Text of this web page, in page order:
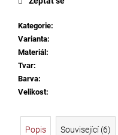
Kategorie:
Varianta:
Materiál:
Tvar:
Barva:
Velikost:
Popis Související (6)
PRECIOSA
VIVA12
NH
SS-
CRYSTAL